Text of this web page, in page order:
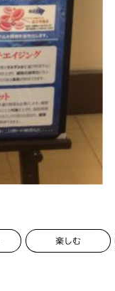
楽しむ